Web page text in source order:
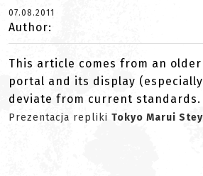
07.08.2011
Author:
This article comes from an
portal and its display
deviate from current standards.
Prezentacja repliki Tokyo Marui